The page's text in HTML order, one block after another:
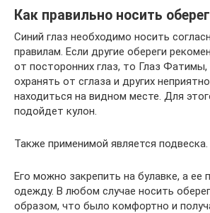
Как правильно носить оберег
Синий глаз необходимо носить
правилам. Если другие обереги
от посторонних глаз, то Глаз Фатимы,
охранять от сглаза и других
находиться на видном месте. Для
подойдет кулон.
Также применимой является подвеска.
Его можно закрепить на булавке, а ее
одежду. В любом случае носить
образом, что было комфортно и